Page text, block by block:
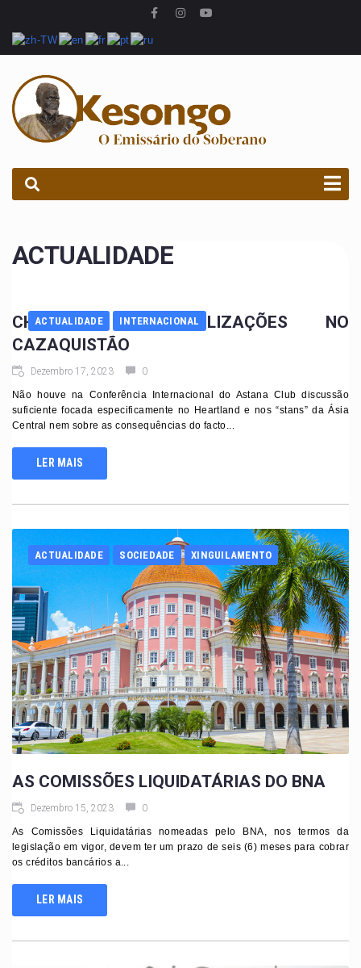
ACTUALIDADE
ACTUALIDADE INTERNACIONAL
CHOQUE DE CIVILIZAÇÕES NO
CAZAQUISTÃO
Dezembro 17, 2023 0
Não houve na Conferência Internacional do Astana Club discussão
suficiente focada especificamente no Heartland e nos “stans” da Ásia
Central nem sobre as consequências do facto...
LER MAIS
ACTUALIDADE SOCIEDADE XINGUILAMENTO
AS COMISSÕES LIQUIDATÁRIAS DO BNA
Dezembro 15, 2023 0
As Comissões Liquidatárias nomeadas pelo BNA, nos termos da
legislação em vigor, devem ter um prazo de seis (6) meses para cobrar
os créditos bancários a...
LER MAIS
PROCURAR